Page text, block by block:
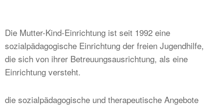
Die Mutter-Kind-Einrichtung ist seit 1992 eine
sozialpädagogische Einrichtung der freien Jugendhilfe,
die sich von ihrer Betreuungsausrichtung, als eine
Einrichtung versteht.
die sozialpädagogische und therapeutische Angebote